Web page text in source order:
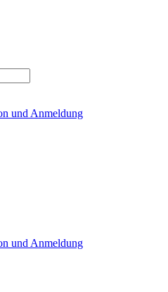
und Anmeldung
und Anmeldung